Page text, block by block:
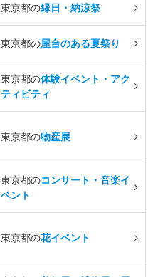
東京都の縁日・納涼祭
東京都の屋台のある夏祭り
東京都の体験イベント・アク
ティビティ
東京都の物産展
東京都のコンサート・音楽イ
ベント
東京都の花イベント